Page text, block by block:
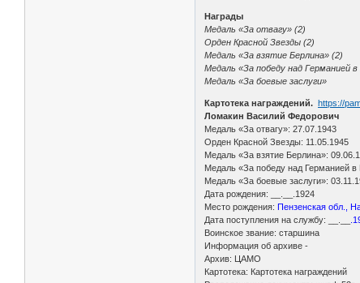
Награды
Медаль «За отвагу» (2)
Орден Красной Звезды (2)
Медаль «За взятие Берлина» (2)
Медаль «За победу над Германией
Медаль «За боевые заслуги»
Картотека награждений.https://
Ломакин Василий Федорович
Медаль «За отвагу»: 27.07.1943
Орден Красной Звезды: 11.05.1945
Медаль «За взятие Берлина»:
Медаль «За победу над Германией в
Медаль «За боевые заслуги»:
Дата рождения: __.__.1924
Место рождения: Пензенская обл.,
Дата поступления на службу: __.__
Воинское звание: старшина
Информация об архиве -
Архив: ЦАМО
Картотека: Картотека награждений